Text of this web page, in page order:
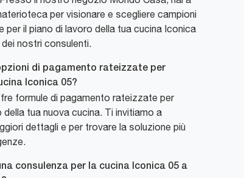
per visionare e scegliere campioni
per il piano di lavoro della tua cucina Iconica
nostri consulenti.
di pagamento rateizzate per
Iconica 05?
formule di pagamento rateizzate per
tua nuova cucina. Ti invitiamo a
dettagli e per trovare la soluzione più
consulenza per la cucina Iconica 05 a